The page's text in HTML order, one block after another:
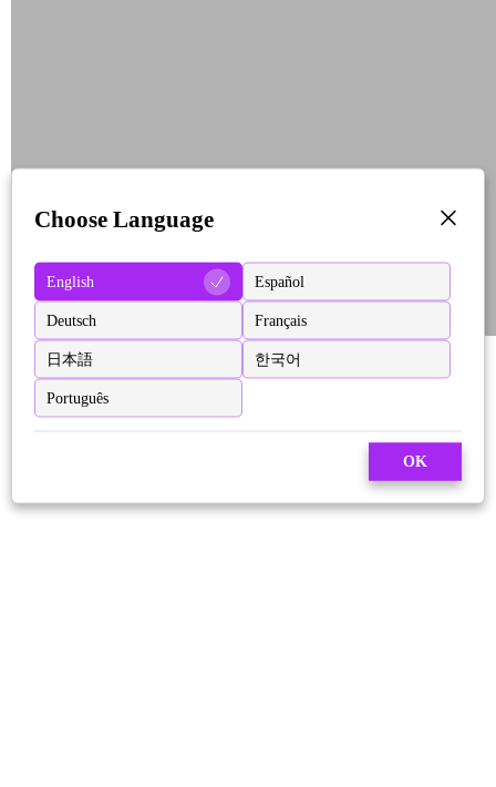
Choose Language
English Español
Deutsch Français
日本語 한국어
Português
OK